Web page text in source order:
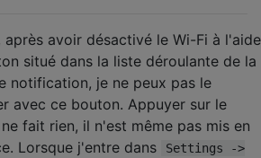
après avoir désactivé le Wi-Fi à l'aide
situé dans la liste déroulante de la
notification, je ne peux pas le
avec ce bouton. Appuyer sur le
fait rien, il n'est même pas mis en
Lorsque j'entre dans
Settings ->